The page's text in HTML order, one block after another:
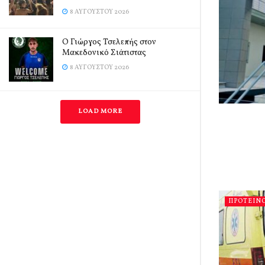
8 ΑΥΓΟΎΣΤΟΥ 2026
Ο Γιώργος Τσελεπής στον
Μακεδονικό Σιάτιστας
8 ΑΥΓΟΎΣΤΟΥ 2026
LOAD MORE